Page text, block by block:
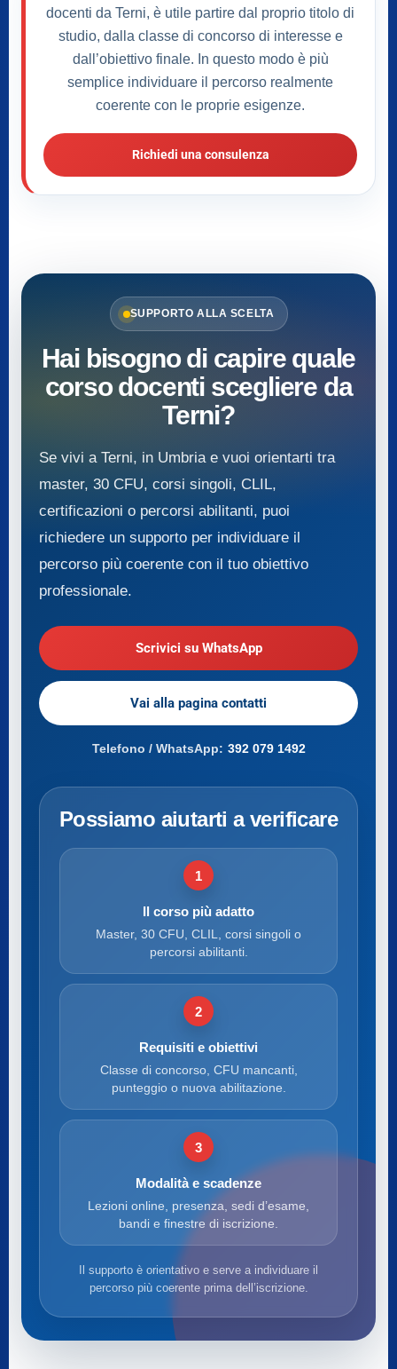
docenti da Terni, è utile partire dal proprio titolo di
studio, dalla classe di concorso di interesse e
dall’obiettivo finale. In questo modo è più
semplice individuare il percorso realmente
coerente con le proprie esigenze.
Richiedi una consulenza
SUPPORTO ALLA SCELTA
Hai bisogno di capire quale
corso docenti scegliere da
Terni?
Se vivi a Terni, in Umbria e vuoi orientarti tra
master, 30 CFU, corsi singoli, CLIL,
certificazioni o percorsi abilitanti, puoi
richiedere un supporto per individuare il
percorso più coerente con il tuo obiettivo
professionale.
Scrivici su WhatsApp
Vai alla pagina contatti
Telefono / WhatsApp: 392 079 1492
Possiamo aiutarti a verificare
1
Il corso più adatto
Master, 30 CFU, CLIL, corsi singoli o
percorsi abilitanti.
2
Requisiti e obiettivi
Classe di concorso, CFU mancanti,
punteggio o nuova abilitazione.
3
Modalità e scadenze
Lezioni online, presenza, sedi d’esame,
bandi e finestre di iscrizione.
Il supporto è orientativo e serve a individuare il
percorso più coerente prima dell’iscrizione.